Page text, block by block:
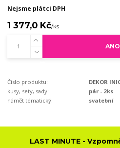
Nejsme plátci DPH
1 377,0 Kč/ks
Číslo produktu:
DEKOR
kusy, sety, sady:
pár - 2ks
námět tématický:
svatební
LAST MINUTE -